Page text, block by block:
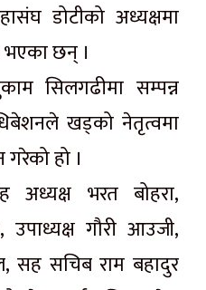
डोटीको अध्यक्षमा
छन् ।
सिलगढीमा सम्पन्न
खड्को नेतृत्वमा
हो ।
अध्यक्ष भरत बोहरा,
उपाध्यक्ष गौरी आउजी,
सह सचिब राम बहादुर